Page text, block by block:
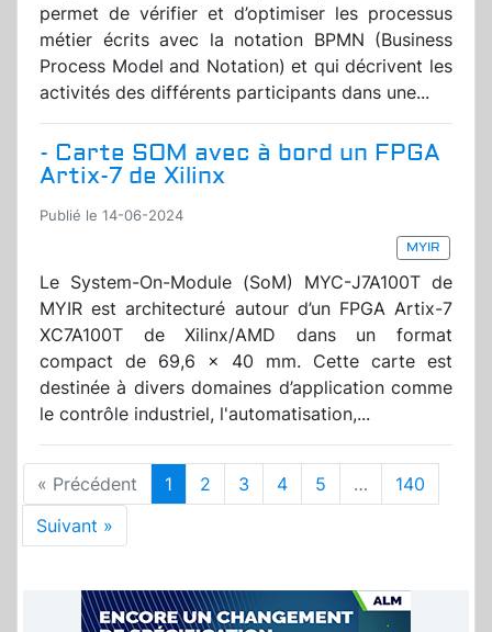
permet de vérifier et d’optimiser les processus
métier écrits avec la notation BPMN (Business
Process Model and Notation) et qui décrivent les
activités des différents participants dans une...
- Carte SOM avec à bord un FPGA
Artix-7 de Xilinx
Publié le 14-06-2024
MYIR
Le System-On-Module (SoM) MYC-J7A100T de
MYIR est architecturé autour d’un FPGA Artix-7
XC7A100T de Xilinx/AMD dans un format
compact de 69,6 x 40 mm. Cette carte est
destinée à divers domaines d’application comme
le contrôle industriel, l'automatisation,...
« Précédent 1 2 3 4 5 …
140
Suivant »